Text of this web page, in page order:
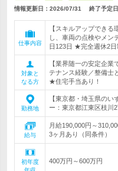
情報更新日：2026/07/31 終了予定日
仕事内容
【スキルアップでき
し、車両の点検やメン
日123日 ★完全週休2日
対象と
なる方
【業界随一の安定企
テナンス経験／整備士
★住宅手当あり！
勤務地
【東京都・埼玉県の
ー：東京都江東区枝川
給与
月給190,000円～
3ヶ月あり（同条件）
初年度
400万円～600万円